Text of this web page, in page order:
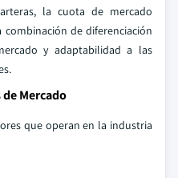
la cuota de mercado
de diferenciación
y adaptabilidad a las
Mercado
que operan en la industria